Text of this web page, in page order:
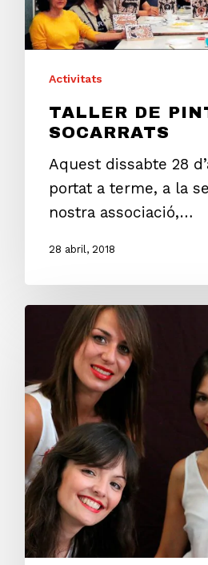
Activitats
TALLER DE
SOCARRATS
Aquest dissabte 28
portat a terme, a la
nostra associació,…
28 abril, 2018